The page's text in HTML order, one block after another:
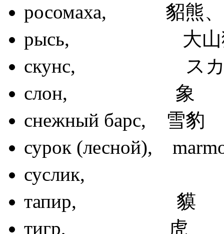
росомаха, 貂熊
рысь, 大山
скунс, スカ
слон,
снежный барс,
сурок (лесной),
суслик,
тапир,
тигр,